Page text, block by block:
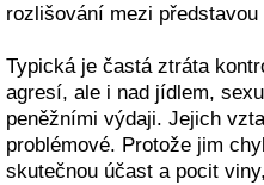
rozlišování mezi
Typická je častá ztráta
agresí, ale i nad jídlem,
peněžními výdaji. Jejich
problémové. Protože jim
skutečnou účast a pocit